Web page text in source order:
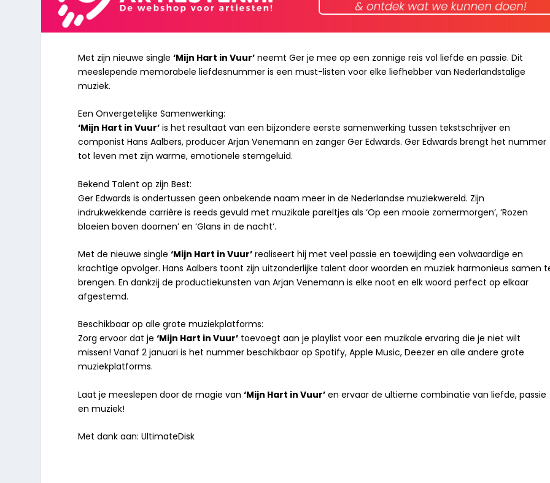
Met zijn nieuwe single‘Mijn Hart in Vuur’ neemt Ger je mee op een zonnige reis vol liefde en passie. Dit
meeslepende memorabele liefdesnummer is een must-listen voor elke liefhebber van Nederlandstalige
muziek.
Een Onvergetelijke Samenwerking:
‘Mijn Hart in Vuur’ is het resultaat van een bijzondere eerste samenwerking tussen tekstschrijver en
componist Hans Aalbers, producer Arjan Venemann en zanger Ger Edwards. Ger Edwards brengt het nummer
tot leven met zijn warme, emotionele stemgeluid.
Bekend Talent op zijn Best:
Ger Edwards is ondertussen geen onbekende naam meer in de Nederlandse muziekwereld. Zijn
indrukwekkende carrière is reeds gevuld met muzikale pareltjes als ‘Op een mooie zomermorgen’, ‘Rozen
bloeien boven doornen’ en ‘Glans in de nacht‘.
Met de nieuwe single‘Mijn Hart in Vuur’ realiseert hij met veel passie en toewijding een volwaardige en
krachtige opvolger. Hans Aalbers toont zijn uitzonderlijke talent door woorden en muziek harmonieus samen
brengen. En dankzij de productiekunsten van Arjan Venemann is elke noot en elk woord perfect op elkaar
afgestemd.
Beschikbaar op alle grote muziekplatforms:
Zorg ervoor dat je‘Mijn Hart in Vuur’ toevoegt aan je playlist voor een muzikale ervaring die je niet wilt
missen! Vanaf 2 januari is het nummer beschikbaar op Spotify, Apple Music, Deezer en alle andere grote
muziekplatforms.
Laat je meeslepen door de magie van‘Mijn Hart in Vuur’ en ervaar de ultieme combinatie van liefde, passie
en muziek!
Met dank aan: UltimateDisk